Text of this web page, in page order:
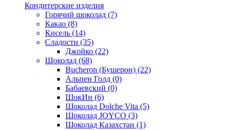
Кондитерские изделия
Горячий шоколад (7)
Какао (8)
Кисель (14)
Сладости (35)
Джойко (22)
Шоколад (68)
Bucheron (Бушерон) (22)
Альпен Голд (0)
Бабаевский (0)
ШокИн (6)
Шоколад Dolche Vita (5)
Шоколад JOYCO (3)
Шоколад Казахстан (1)